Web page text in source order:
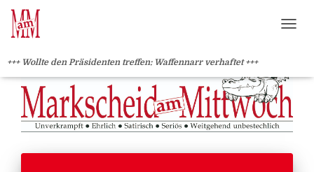
+++ Wollte den Präsidenten treffen: Waffennarr verhaftet +++